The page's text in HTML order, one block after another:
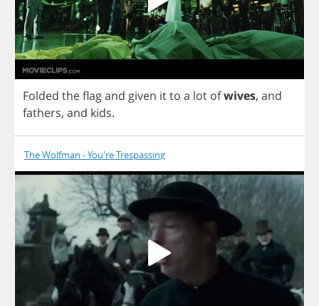
Folded theflagand given itto a lot ofwives, and
fathers, and kids.
The Wolfman - You're Trespassing